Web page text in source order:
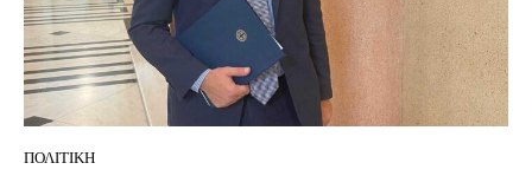
ΠΟΛΙΤΙΚΉ